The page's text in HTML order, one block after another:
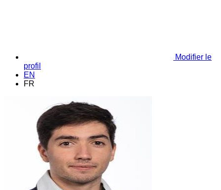
Modifier le
profil
EN
FR